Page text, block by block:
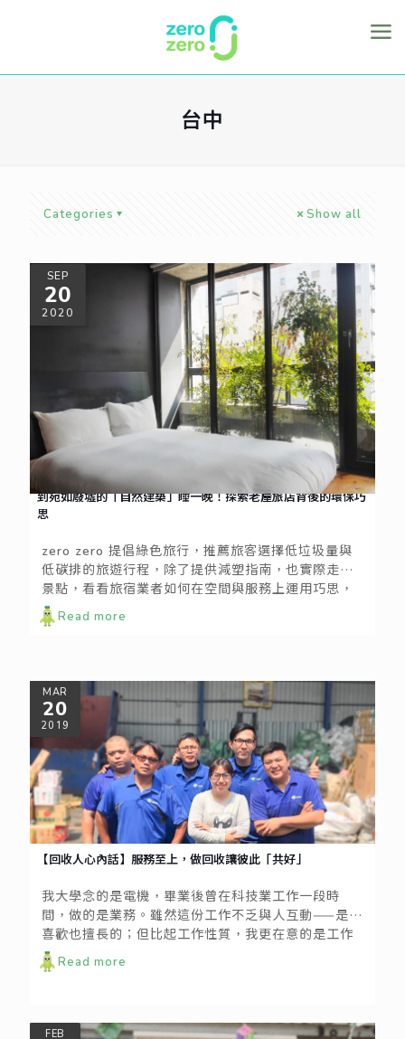
台中
Categories Show all
SEP
20
2020
到宛如廢墟的「自然建築」睡一晚！探索老屋旅店背後的環保巧
思
zero zero 提倡綠色旅行，推薦旅客選擇低垃圾量與
低碳排的旅遊行程，除了提供減塑指南，也實際走訪
景點，看看旅宿業者如何在空間與服務上運用巧思，
打造與環境共融的生活風格。
Read more
MAR
20
2019
【回收人心內話】服務至上，做回收讓彼此「共好」
我大學念的是電機，畢業後曾在科技業工作一段時
間，做的是業務。雖然這份工作不乏與人互動——是我
喜歡也擅長的；但比起工作性質，我更在意的是工作
的前景。當時就常在想，有沒有一種產業是能夠永續
經營的？那時候還沒出現「循環經濟」這種詞彙，但
就會有垃圾一直產出；而做好回收、讓資源往對的方
Read more
FEB